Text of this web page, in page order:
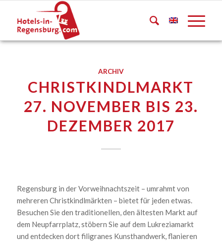
ARCHIV
CHRISTKINDLMARKT
27. NOVEMBER BIS 23.
DEZEMBER 2017
Regensburg in der Vorweihnachtszeit – umrahmt von
mehreren Christkindlmärkten – bietet für jeden etwas.
Besuchen Sie den traditionellen, den ältesten Markt auf
dem Neupfarrplatz, stöbern Sie auf dem Lukreziamarkt
und entdecken dort filigranes Kunsthandwerk, flanieren